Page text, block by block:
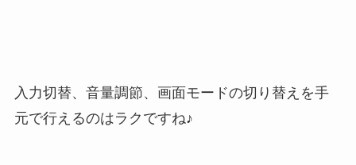
入力切替、音量調節、画面モードの切り替えを手
元で行えるのはラクですね♪